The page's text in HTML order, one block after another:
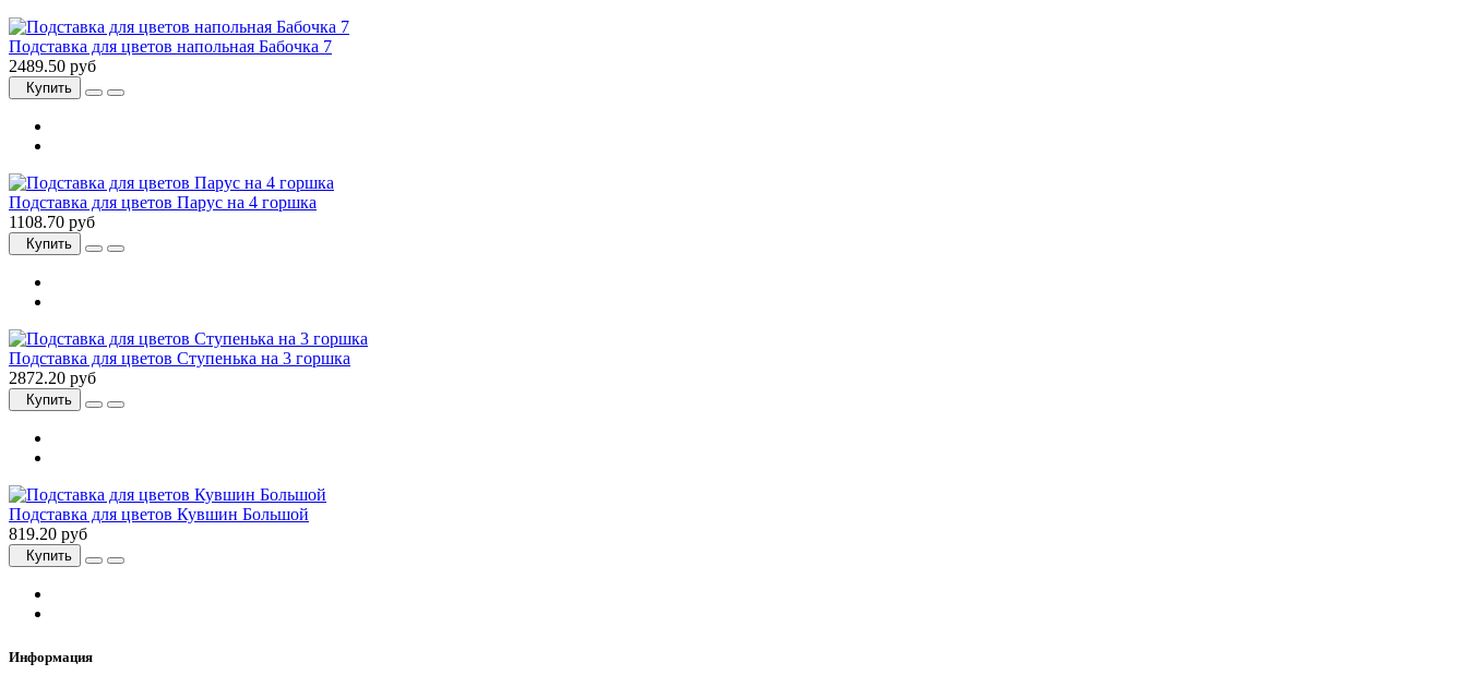
Подставка для цветов напольная Бабочка 7
2489.50 руб
Купить
Подставка для цветов Парус на 4 горшка
1108.70 руб
Купить
Подставка для цветов Ступенька на 3 горшка
2872.20 руб
Купить
Подставка для цветов Кувшин Большой
819.20 руб
Купить
Информация